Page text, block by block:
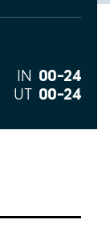
IN 00–24
UT 00–24